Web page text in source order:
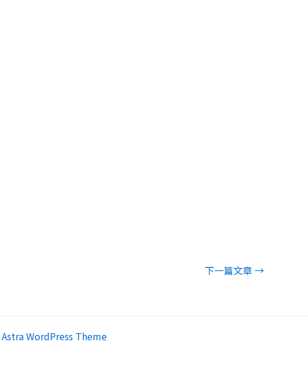
下一篇文章→
Astra WordPress Theme